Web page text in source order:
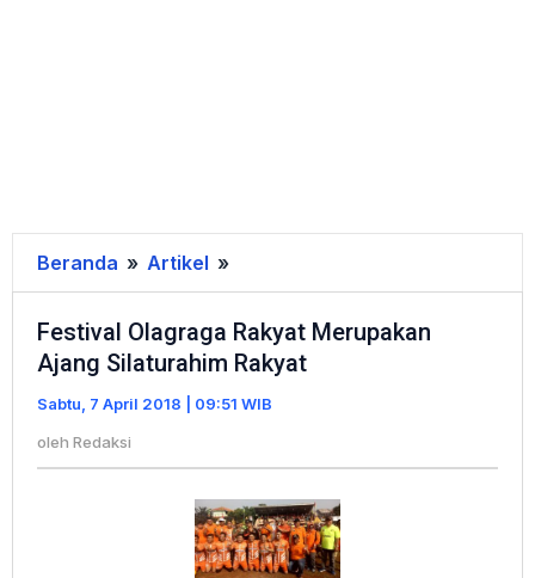
Beranda » Artikel »
Olagraga
Rakyat
Merupakan
Ajang
Rakyat
Festival Olagraga Rakyat Merupakan
Ajang Silaturahim Rakyat
Sabtu, 7 April 2018 | 09:51 WIB
oleh Redaksi